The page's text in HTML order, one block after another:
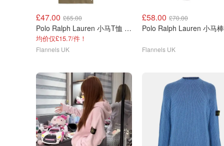
£47.00 £65.00
Polo Ralph Lauren 小马T恤 3件装
均价仅£15.7/件！
Flannels UK
£58.00 £70.00
Polo Ralph Lauren 小马
Flannels UK